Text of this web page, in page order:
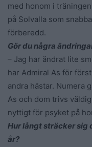
med honom i
på Solvalla som
förberedd.
Gör du några
– Jag har ändrat lite
har Admiral As för
andra hästar. Numera
As och dom trivs
nyttigt för psyket på
Hur långt sträcker sig
år?